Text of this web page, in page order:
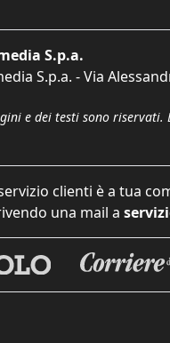
S.p.a.
S.p.a. - Via
e dei testi sono riservati.
clienti è a tua
una mail a